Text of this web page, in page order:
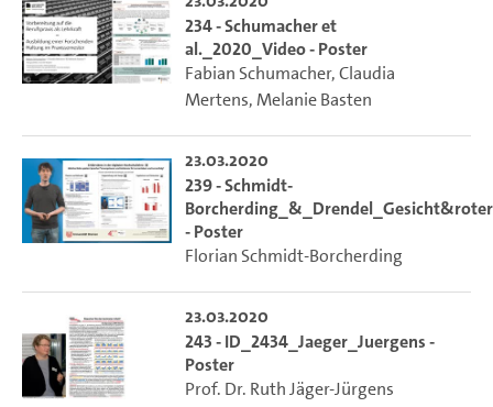
234 - Schumacher et
al._2020_Video - Poster
Fabian Schumacher,Claudia
Mertens,Melanie Basten
23.03.2020
239 - Schmidt-
- Poster
Florian Schmidt‐Borcherding
23.03.2020
243 - ID_2434_Jaeger_Juergens -
Poster
Prof. Dr. Ruth Jäger-Jürgens